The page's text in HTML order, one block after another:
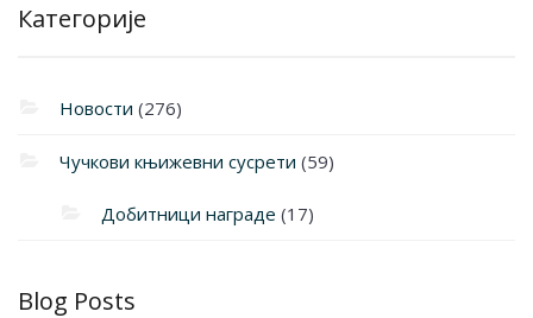
Категорије
Новости (276)
Чучкови књижевни сусрети (59)
Добитници награде (17)
Blog Posts